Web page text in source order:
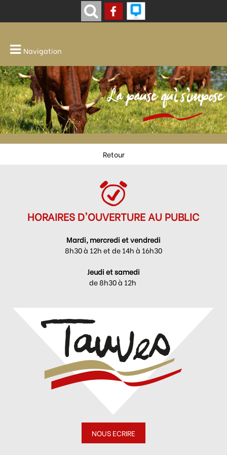
Navigation
La pause qui s'impose
Retour
HORAIRES D'OUVERTURE AU PUBLIC
Mardi, mercredi et vendredi
8h30 à 12h et de 14h à 16h30
Jeudi et samedi
de 8h30 à 12h
NOUS ECRIRE